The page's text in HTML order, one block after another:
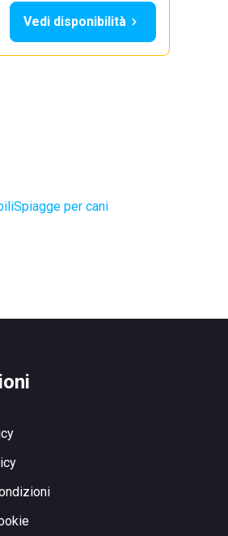
Vedi disponibilità
Spiagge per cani